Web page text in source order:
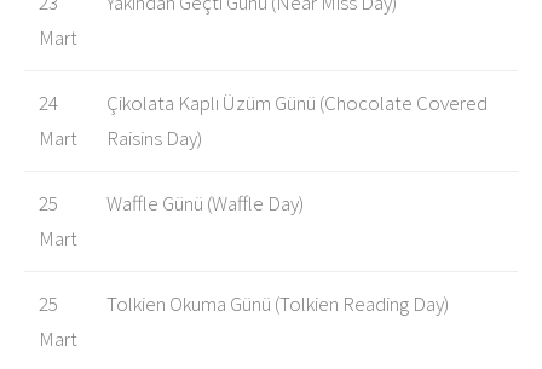
Mart
24
Mart
Çikolata Kaplı Üzüm Günü (Chocolate Covered
Raisins Day)
25
Mart
Waffle Günü (Waffle Day)
25
Mart
Tolkien Okuma Günü (Tolkien Reading Day)